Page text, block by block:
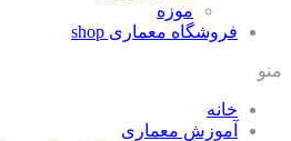
موزه
فروشگاه معماری shop
منو
خانه
آموزش معماری